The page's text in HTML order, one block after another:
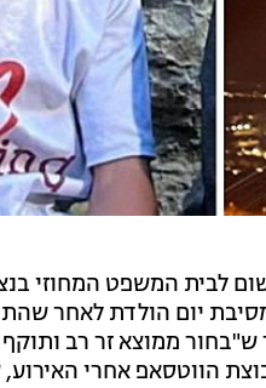
לבית המשפט המחוזי
הנער יואל להנגהל, בן 18, במהלך מסיבת
ממוצא זר רב
הווטסאפ אחרי